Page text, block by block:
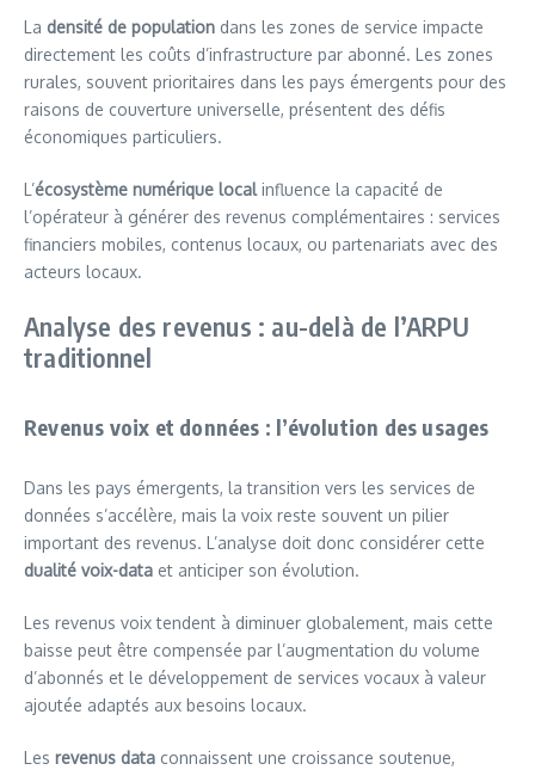
La densité de population dans les zones de service impacte
directement les coûts d’infrastructure par abonné. Les zones
rurales, souvent prioritaires dans les pays émergents pour des
raisons de couverture universelle, présentent des défis
économiques particuliers.
L’écosystème numérique localinfluence la capacité de
l’opérateur à générer des revenus complémentaires : services
financiers mobiles, contenus locaux, ou partenariats avec des
acteurs locaux.
Analyse des revenus : au-delà de l’ARPU
traditionnel
Revenus voix et données : l’évolution des usages
Dans les pays émergents, la transition vers les services de
données s’accélère, mais la voix reste souvent un pilier
important des revenus. L’analyse doit donc considérer cette
dualité voix-data et anticiper son évolution.
Les revenus voix tendent à diminuer globalement, mais cette
baisse peut être compensée par l’augmentation du volume
d’abonnés et le développement de services vocaux à valeur
ajoutée adaptés aux besoins locaux.
Les revenus data connaissent une croissance soutenue,